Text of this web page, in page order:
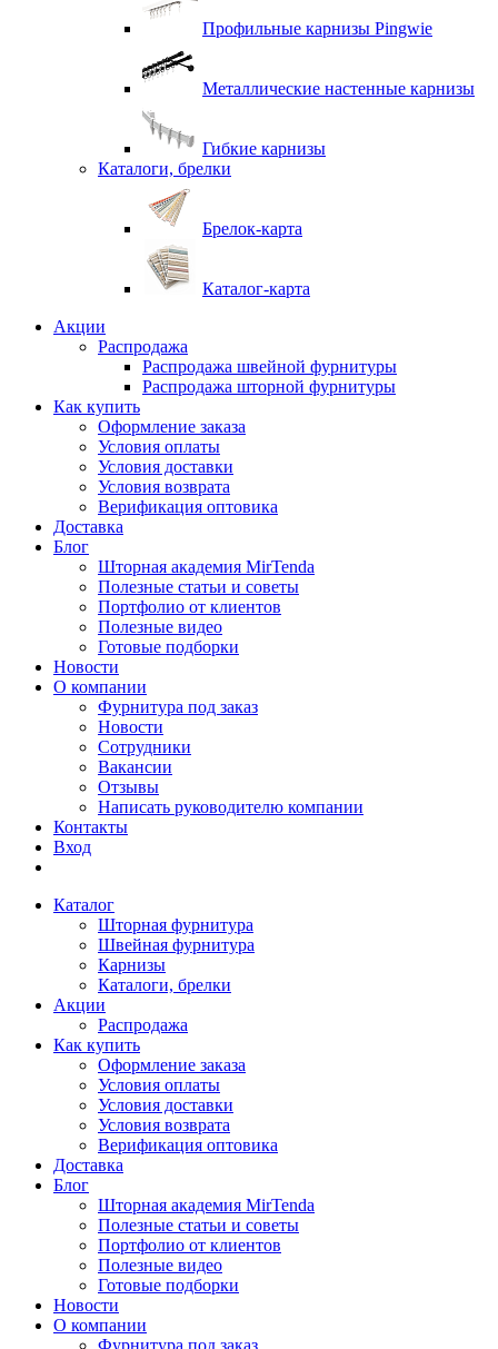
Профильные карнизы Pingwie
Металлические настенные карнизы
Гибкие карнизы
Каталоги, брелки
Брелок-карта
Каталог-карта
Акции
Распродажа
Распродажа швейной фурнитуры
Распродажа шторной фурнитуры
Как купить
Оформление заказа
Условия оплаты
Условия доставки
Условия возврата
Верификация оптовика
Доставка
Блог
Шторная академия MirTenda
Полезные статьи и советы
Портфолио от клиентов
Полезные видео
Готовые подборки
Новости
О компании
Фурнитура под заказ
Новости
Сотрудники
Вакансии
Отзывы
Написать руководителю компании
Контакты
Вход
Каталог
Шторная фурнитура
Швейная фурнитура
Карнизы
Каталоги, брелки
Акции
Распродажа
Как купить
Оформление заказа
Условия оплаты
Условия доставки
Условия возврата
Верификация оптовика
Доставка
Блог
Шторная академия MirTenda
Полезные статьи и советы
Портфолио от клиентов
Полезные видео
Готовые подборки
Новости
О компании
Фурнитура под заказ